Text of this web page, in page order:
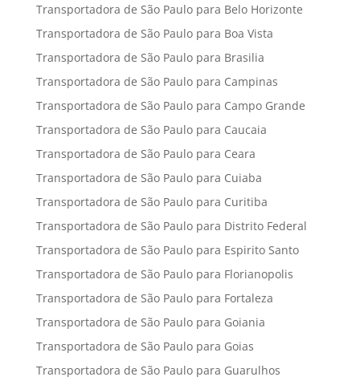
Transportadora de São Paulo para Belo Horizonte
Transportadora de São Paulo para Boa Vista
Transportadora de São Paulo para Brasilia
Transportadora de São Paulo para Campinas
Transportadora de São Paulo para Campo Grande
Transportadora de São Paulo para Caucaia
Transportadora de São Paulo para Ceara
Transportadora de São Paulo para Cuiaba
Transportadora de São Paulo para Curitiba
Transportadora de São Paulo para Distrito Federal
Transportadora de São Paulo para Espirito Santo
Transportadora de São Paulo para Florianopolis
Transportadora de São Paulo para Fortaleza
Transportadora de São Paulo para Goiania
Transportadora de São Paulo para Goias
Transportadora de São Paulo para Guarulhos